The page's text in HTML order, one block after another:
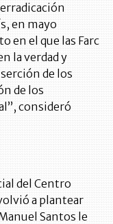
en mayo
en el que las Farc
la verdad y
de los
de los
consideró
del Centro
a plantear
Santos le